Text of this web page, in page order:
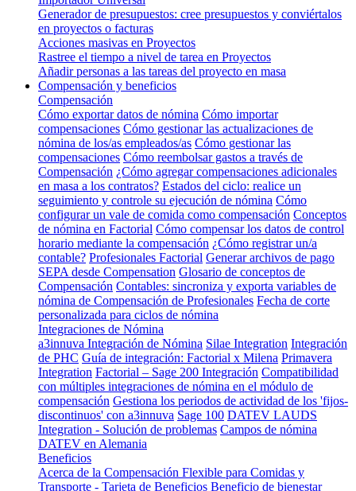
Generador de presupuestos: cree presupuestos y conviértalos
en proyectos o facturas
Acciones masivas en Proyectos
Rastree el tiempo a nivel de tarea en Proyectos
Añadir personas a las tareas del proyecto en masa
Compensación y beneficios
Compensación
Cómo exportar datos de nómina Cómo importar
compensaciones Cómo gestionar las actualizaciones de
nómina de los/as empleados/as Cómo gestionar las
compensaciones Cómo reembolsar gastos a través de
Compensación ¿Cómo agregar compensaciones adicionales
en masa a los contratos? Estados del ciclo: realice un
seguimiento y controle su ejecución de nómina Cómo
configurar un vale de comida como compensación Conceptos
de nómina en Factorial Cómo compensar los datos de control
horario mediante la compensación ¿Cómo registrar un/a
contable? Profesionales Factorial Generar archivos de pago
SEPA desde Compensation Glosario de conceptos de
Compensación Contables: sincroniza y exporta variables de
nómina de Compensación de Profesionales Fecha de corte
personalizada para ciclos de nómina
Integraciones de Nómina
a3innuva Integración de Nómina Silae Integration Integración
de PHC Guía de integración: Factorial x Milena Primavera
Integration Factorial – Sage 200 Integración Compatibilidad
con múltiples integraciones de nómina en el módulo de
compensación Gestiona los periodos de actividad de los 'fijos-
discontinuos' con a3innuva Sage 100 DATEV LAUDS
Integration - Solución de problemas Campos de nómina
DATEV en Alemania
Beneficios
Acerca de la Compensación Flexible para Comidas y
Transporte - Tarjeta de Beneficios Beneficio de bienestar